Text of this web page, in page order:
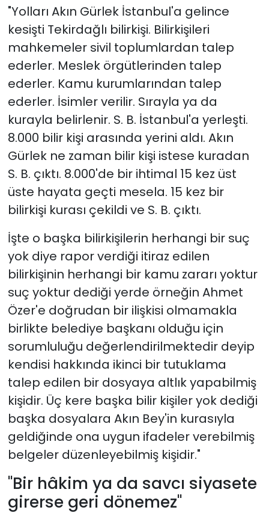
"Yolları Akın Gürlek İstanbul'a gelince
kesişti Tekirdağlı bilirkişi. Bilirkişileri
mahkemeler sivil toplumlardan talep
ederler. Meslek örgütlerinden talep
ederler. Kamu kurumlarından talep
ederler. İsimler verilir. Sırayla ya da
kurayla belirlenir. S. B. İstanbul'a yerleşti.
8.000 bilir kişi arasında yerini aldı. Akın
Gürlek ne zaman bilir kişi istese kuradan
S. B. çıktı. 8.000'de bir ihtimal 15 kez üst
üste hayata geçti mesela. 15 kez bir
bilirkişi kurası çekildi ve S. B. çıktı.
İşte o başka bilirkişilerin herhangi bir suç
yok diye rapor verdiği itiraz edilen
bilirkişinin herhangi bir kamu zararı yoktur
suç yoktur dediği yerde örneğin Ahmet
Özer'e doğrudan bir ilişkisi olmamakla
birlikte belediye başkanı olduğu için
sorumluluğu değerlendirilmektedir deyip
kendisi hakkında ikinci bir tutuklama
talep edilen bir dosyaya altlık yapabilmiş
kişidir. Üç kere başka bilir kişiler yok dediği
başka dosyalara Akın Bey'in kurasıyla
geldiğinde ona uygun ifadeler verebilmiş
belgeler düzenleyebilmiş kişidir."
"Bir hâkim ya da savcı siyasete
girerse geri dönemez"